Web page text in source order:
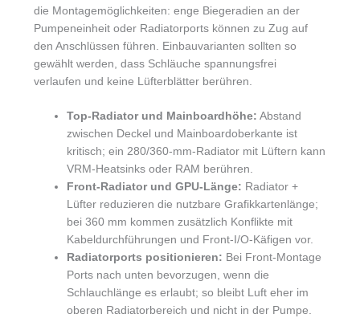
die Montagemöglichkeiten: enge Biegeradien an der
Pumpeneinheit oder Radiatorports können zu Zug auf
den Anschlüssen führen. Einbauvarianten sollten so
gewählt werden, dass Schläuche spannungsfrei
verlaufen und keine Lüfterblätter berühren.
Top-Radiator und Mainboardhöhe: Abstand
zwischen Deckel und Mainboardoberkante ist
kritisch; ein 280/360-mm-Radiator mit Lüftern kann
VRM-Heatsinks oder RAM berühren.
Front-Radiator und GPU-Länge: Radiator +
Lüfter reduzieren die nutzbare Grafikkartenlänge;
bei 360 mm kommen zusätzlich Konflikte mit
Kabeldurchführungen und Front-I/O-Käfigen vor.
Radiatorports positionieren: Bei Front-Montage
Ports nach unten bevorzugen, wenn die
Schlauchlänge es erlaubt; so bleibt Luft eher im
oberen Radiatorbereich und nicht in der Pumpe.